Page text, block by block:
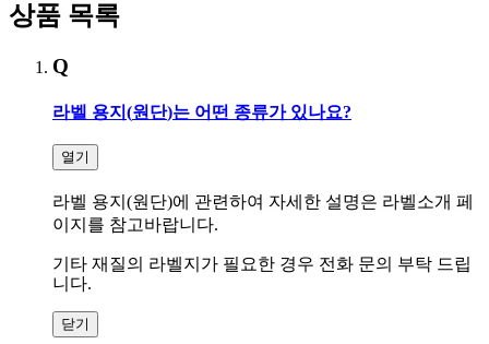
상품 목록
Q
라벨 용지 (원단)는 어떤 종류가 있나요?
열기
라벨 용지(원단)에 관련하여 자세한 설명은 라벨소개 페
이지를 참고바랍니다.
기타 재질의 라벨지가 필요한 경우 전화 문의 부탁 드립
니다.
닫기